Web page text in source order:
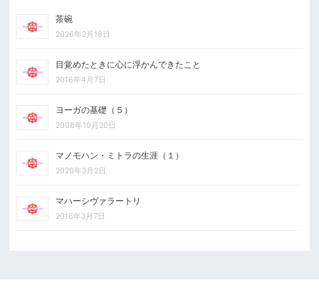
茶碗
2026年2月18日
目覚めたときに心に浮かんできたこと
2016年4月7日
ヨーガの基礎（５）
2008年10月20日
マノモハン・ミトラの生涯（１）
2020年3月2日
マハーシヴァラートリ
2016年3月7日